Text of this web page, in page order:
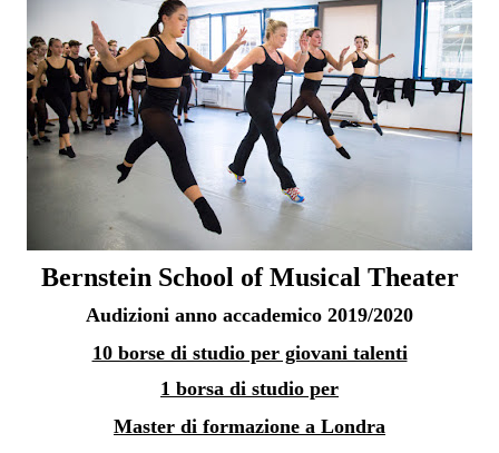
Bernstein School of Musical Theater
Audizioni anno accademico 2019/2020
10 borse di studio per giovani talenti
1 borsa di studio per
Master di formazione a Londra